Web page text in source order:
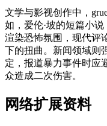
文学与影视创作中，
如，爱伦·坡的短篇小说
渲染恐怖氛围，现代评
下的扭曲。新闻领域则
定，报道暴力事件时应
众造成二次伤害。
网络扩展资料